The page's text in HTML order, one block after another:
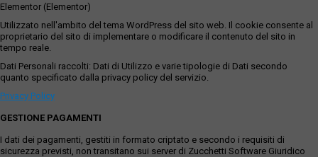
Elementor (Elementor)
Utilizzato nell'ambito del tema WordPress del sito web. Il cookie consente al
proprietario del sito di implementare o modificare il contenuto del sito in
tempo reale.
Dati Personali raccolti: Dati di Utilizzo e varie tipologie di Dati secondo
quanto specificato dalla privacy policy del servizio.
Privacy Policy
GESTIONE PAGAMENTI
I dati dei pagamenti, gestiti in formato criptato e secondo i requisiti di
sicurezza previsti, non transitano sui server di Zucchetti Software Giuridico